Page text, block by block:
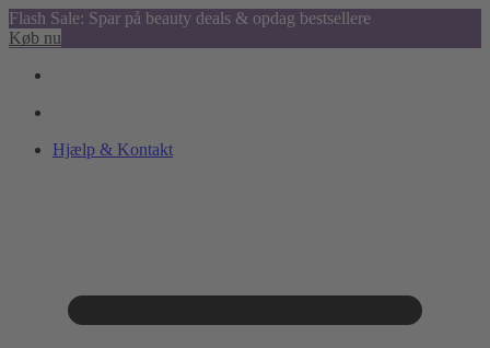
Flash Sale: Spar på beauty deals & opdag bestsellere
Køb nu
Hjælp & Kontakt